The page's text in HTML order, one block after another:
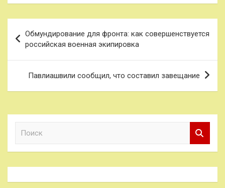
по
записям
Обмундирование для фронта: как совершенствуется
российская военная экипировка
Павлиашвили сообщил, что составил завещание
к